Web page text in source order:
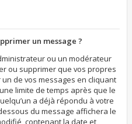
un message ?
ou un modérateur
ou supprimer que vos propres
de vos messages en cliquant
limite de temps après que le
a déjà répondu à votre
du message affichera le
contenant la date et